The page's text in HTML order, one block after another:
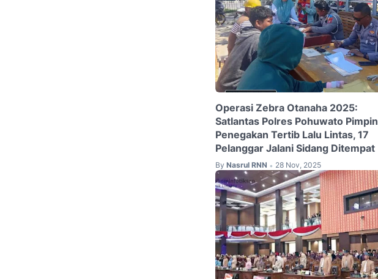
Operasi Zebra Otanaha 2025:
Satlantas Polres Pohuwato Pimpin
Penegakan Tertib Lalu Lintas, 17
Pelanggar Jalani Sidang Ditempat
By Nasrul RNN • 28 Nov, 2025